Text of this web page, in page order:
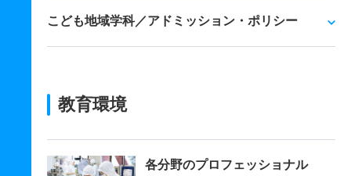
こども地域学科／アドミッション・ポリシー
教育環境
各分野のプロフェッショナル